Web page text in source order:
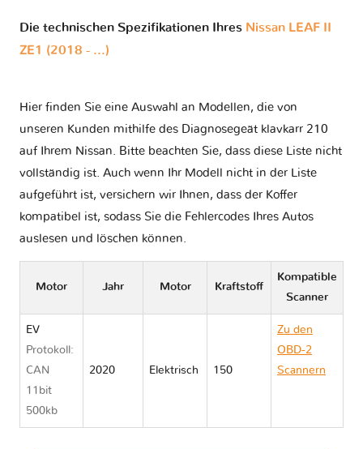
Die technischen Spezifikationen Ihres Nissan LEAF II
ZE1 (2018 - ...)
Hier finden Sie eine Auswahl an Modellen, die von
unseren Kunden mithilfe des Diagnosegeät klavkarr 210
auf Ihrem Nissan. Bitte beachten Sie, dass diese Liste nicht
vollständig ist. Auch wenn Ihr Modell nicht in der Liste
aufgeführt ist, versichern wir Ihnen, dass der Koffer
kompatibel ist, sodass Sie die Fehlercodes Ihres Autos
auslesen und löschen können.
Motor Jahr Motor Kraftstoff
Kompatible
Scanner
EV
Protokoll:
CAN
11bit
500kb
2020 Elektrisch 150
Zu den
OBD-2
Scannern